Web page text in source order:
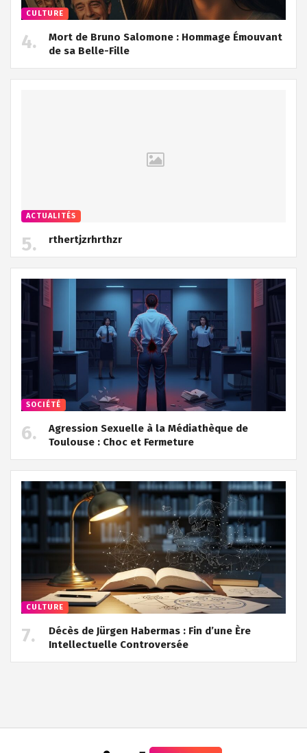
CULTURE
Mort de Bruno Salomone : Hommage Émouvant
de sa Belle-Fille
ACTUALITÉS
rthertjzrhrthzr
SOCIÉTÉ
Agression Sexuelle à la Médiathèque de
Toulouse : Choc et Fermeture
CULTURE
Décès de Jürgen Habermas : Fin d’une Ère
Intellectuelle Controversée